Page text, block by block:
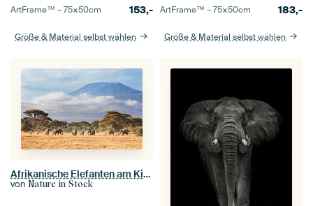
ArtFrame™ –75×50cm 153,-
Größe & Material selbst wählen
ArtFrame™ –75×50cm 183,-
Größe & Material selbst wählen
Afrikanische Elefanten am Kilimanjaro
von Nature in Stock